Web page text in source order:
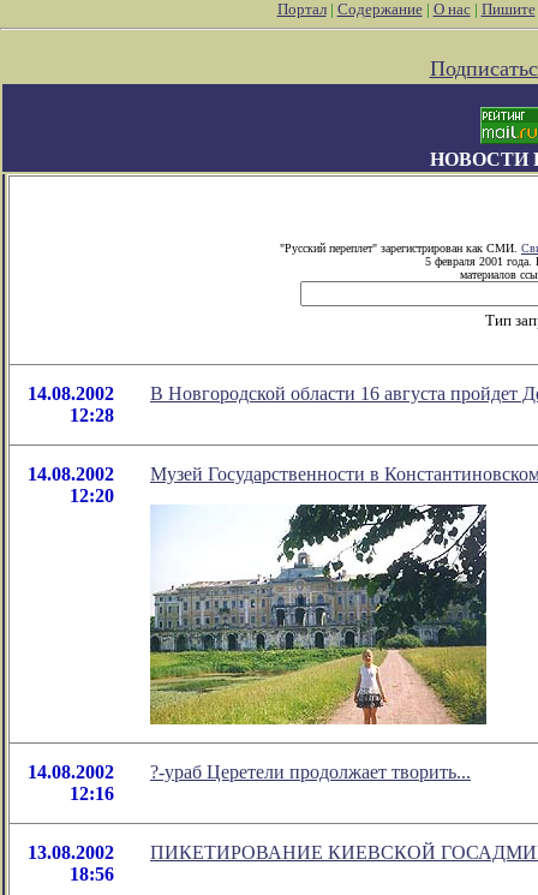
Портал| Содержание| О нас| Пишите
НОВОСТИ
"Русский переплет" зарегистрирован как СМИ.
5 февраля 2001 года.
материалов
Тип
14.08.2002
12:28
В Новгородской области 16 августа пройдет
14.08.2002
12:20
Музей Государственности в
14.08.2002
12:16
?-ураб Церетели продолжает творить...
13.08.2002
18:56
ПИКЕТИРОВАНИЕ КИЕВСКОЙ